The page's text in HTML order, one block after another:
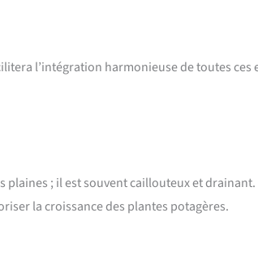
l’intégration harmonieuse de toutes ces
plaines ; il est souvent caillouteux et
la croissance des plantes potagères.